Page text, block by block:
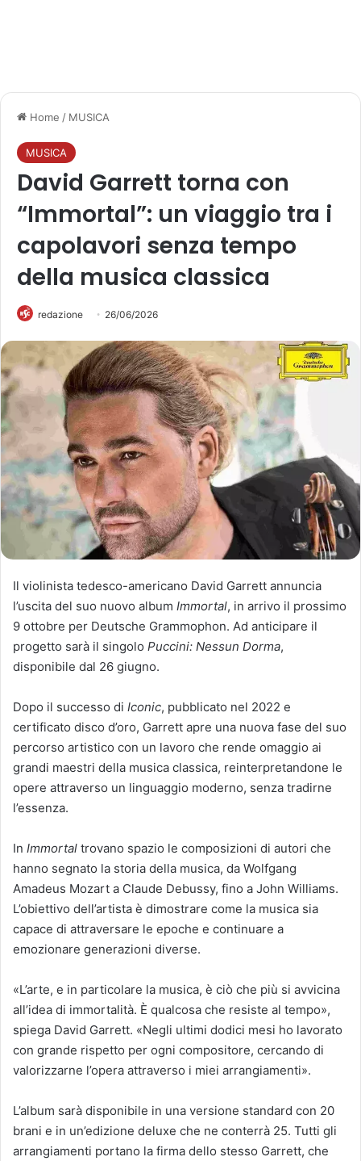
Home / MUSICA
MUSICA
David Garrett torna con
“Immortal”: un viaggio tra i
capolavori senza tempo
della musica classica
redazione 26/06/2026
Il violinista tedesco-americano David Garrett annuncia
l’uscita del suo nuovo album Immortal, in arrivo il prossimo
9 ottobre per Deutsche Grammophon. Ad anticipare il
progetto sarà il singolo Puccini: Nessun Dorma,
disponibile dal 26 giugno.
Dopo il successo di Iconic, pubblicato nel 2022 e
certificato disco d’oro, Garrett apre una nuova fase del suo
percorso artistico con un lavoro che rende omaggio ai
grandi maestri della musica classica, reinterpretandone le
opere attraverso un linguaggio moderno, senza tradirne
l’essenza.
In Immortal trovano spazio le composizioni di autori che
hanno segnato la storia della musica, da Wolfgang
Amadeus Mozart a Claude Debussy, fino a John Williams.
L’obiettivo dell’artista è dimostrare come la musica sia
capace di attraversare le epoche e continuare a
emozionare generazioni diverse.
«L’arte, e in particolare la musica, è ciò che più si avvicina
all’idea di immortalità. È qualcosa che resiste al tempo»,
spiega David Garrett. «Negli ultimi dodici mesi ho lavorato
con grande rispetto per ogni compositore, cercando di
valorizzarne l’opera attraverso i miei arrangiamenti».
L’album sarà disponibile in una versione standard con 20
brani e in un’edizione deluxe che ne conterrà 25. Tutti gli
arrangiamenti portano la firma dello stesso Garrett, che